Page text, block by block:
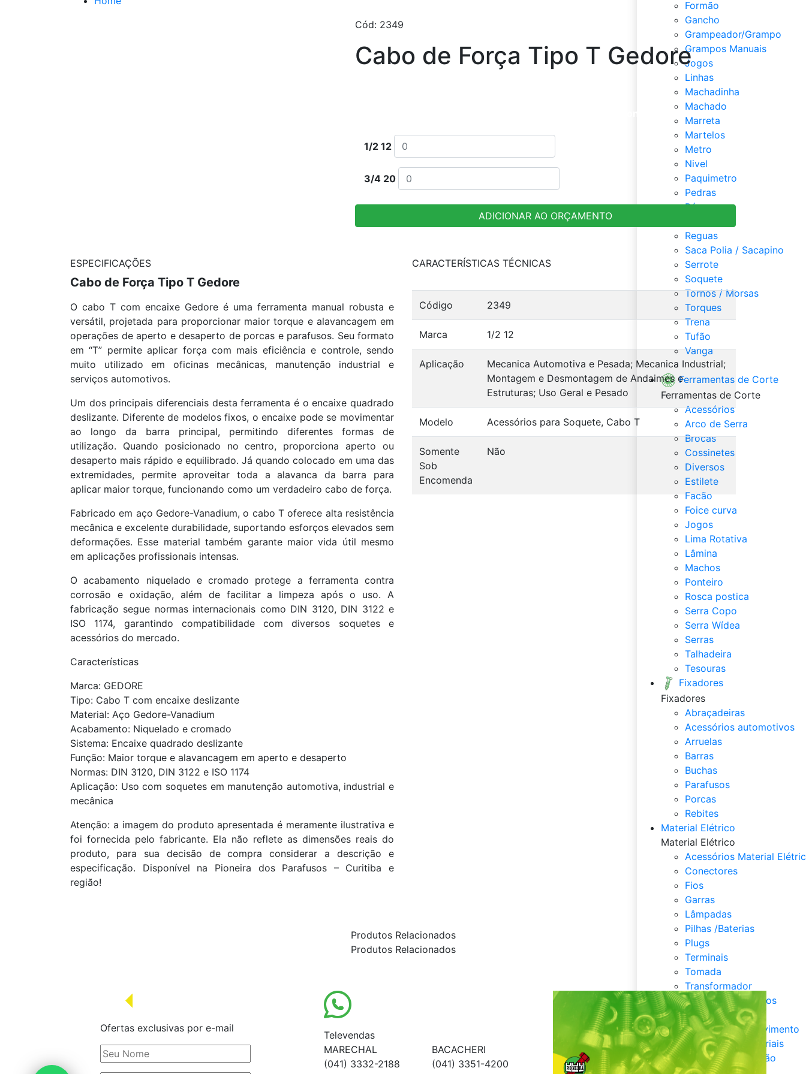
Formão
Gancho
Grampeador/Grampo
Grampos Manuais
Jogos
Linhas
Machadinha
Machado
Marreta
Martelos
Metro
Nivel
Paquimetro
Pedras
Pá
Reguas
Saca Polia / Sacapino
Serrote
Soquete
Tornos / Morsas
Torques
Trena
Tufão
Vanga
Veja Tudo de Ferramentas
Ferramentas de Corte
Ferramentas de Corte
Acessórios
Arco de Serra
Brocas
Cossinetes
Diversos
Estilete
Facão
Foice curva
Jogos
Lima Rotativa
Lâmina
Machos
Ponteiro
Rosca postica
Serra Copo
Serra Wídea
Serras
Talhadeira
Tesouras
Fixadores
Fixadores
Abraçadeiras
Acessórios automotivos
Arruelas
Barras
Buchas
Parafusos
Porcas
Rebites
Material Elétrico
Material Elétrico
Acessórios Material
Conectores
Fios
Garras
Lâmpadas
Pilhas /Baterias
Plugs
Terminais
Tomada
Transformador
Todos os Departamentos
Fixadores
Ancoragem e Movimento
Acessórios Industriais
Químicos / Vedação
Cód: 2349
Cabo de Força Tipo T Gedore
Escolha pado e quantidade desejada e clique em adicionar ao orçamento
1/2 12
3/4 20
ADICIONAR AO ORÇAMENTO
ESPECIFICAÇÕES
Cabo de Força Tipo T Gedore
O cabo T com encaixe Gedore é uma ferramenta manual robusta e
versátil, projetada para proporcionar maior torque e alavancagem em
operações de aperto e desaperto de porcas e parafusos. Seu formato
em “T” permite aplicar força com mais eficiência e controle, sendo
muito utilizado em oficinas mecânicas, manutenção industrial e
serviços automotivos.
Um dos principais diferenciais desta ferramenta é o encaixe quadrado
deslizante. Diferente de modelos fixos, o encaixe pode se movimentar
ao longo da barra principal, permitindo diferentes formas de
utilização. Quando posicionado no centro, proporciona aperto ou
desaperto mais rápido e equilibrado. Já quando colocado em uma das
extremidades, permite aproveitar toda a alavanca da barra para
aplicar maior torque, funcionando como um verdadeiro cabo de força.
Fabricado em aço Gedore-Vanadium, o cabo T oferece alta resistência
mecânica e excelente durabilidade, suportando esforços elevados sem
deformações. Esse material também garante maior vida útil mesmo
em aplicações profissionais intensas.
O acabamento niquelado e cromado protege a ferramenta contra
corrosão e oxidação, além de facilitar a limpeza após o uso. A
fabricação segue normas internacionais como DIN 3120, DIN 3122 e
ISO 1174, garantindo compatibilidade com diversos soquetes e
acessórios do mercado.
Características
Marca: GEDORE
Tipo: Cabo T com encaixe deslizante
Material: Aço Gedore-Vanadium
Acabamento: Niquelado e cromado
Sistema: Encaixe quadrado deslizante
Função: Maior torque e alavancagem em aperto e desaperto
Normas: DIN 3120, DIN 3122 e ISO 1174
Aplicação: Uso com soquetes em manutenção automotiva, industrial e
mecânica
Atenção: a imagem do produto apresentada é meramente ilustrativa e
foi fornecida pelo fabricante. Ela não reflete as dimensões reais do
produto, para sua decisão de compra considerar a descrição e
especificação. Disponível na Pioneira dos Parafusos – Curitiba e
região!
CARACTERÍSTICAS TÉCNICAS
Código 2349
Marca 1/2 12
Aplicação
Mecanica Automotiva e Pesada; Mecanica Industrial;
Montagem e Desmontagem de Andaimes e
Estruturas; Uso Geral e Pesado
Modelo Acessórios para Soquete, Cabo T
Somente
Sob
Encomenda
Não
Produtos Relacionados
Produtos Relacionados
Ofertas exclusivas por e-mail
Televendas
MARECHAL
(041) 3332-2188
BACACHERI
(041) 3351-4200